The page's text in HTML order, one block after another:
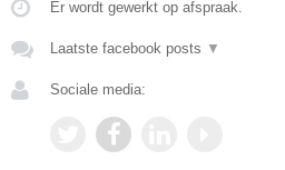
Er wordt gewerkt op afspraak.
Laatste facebook posts ▼
Sociale media: